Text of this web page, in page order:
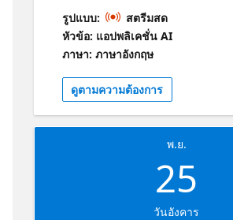
This Learning Path empowers
to create, customize, manage,
agents that streamline everyday
drive efficiency. – Build and
intelligent agents tailored to
needs – Share agents across
integrate them into daily
รูปแบบ:
สตรีมสด
หัวข้อ: แอปพลิเคชั่น AI
ภาษา: ภาษาอังกฤษ
ดูตามความต้องการ
พ.ย.
25
วันอังคาร